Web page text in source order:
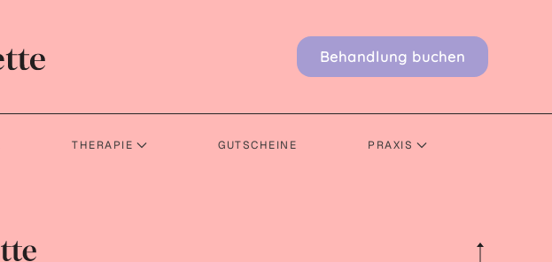
Behandlung buchen
THERAPIE GUTSCHEINE PRAXIS